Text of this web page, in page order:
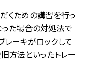
くための講習を行っ
った場合の対処法で
レーキがロックして
方法といったトレー